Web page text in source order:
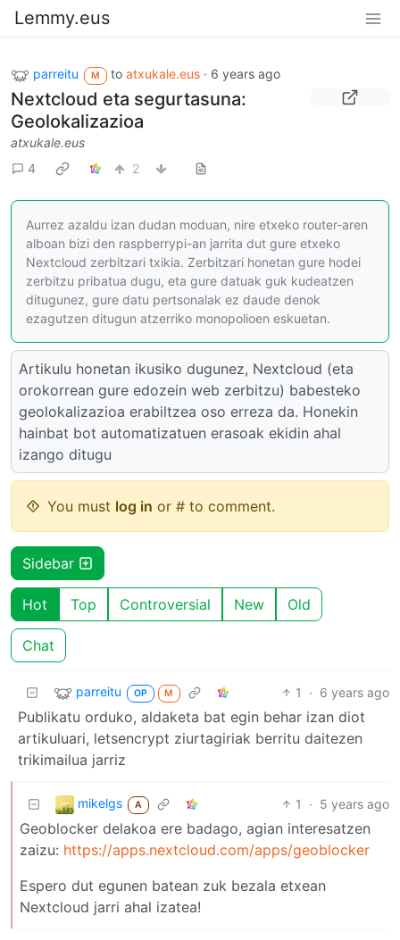
Lemmy.eus
parreitu M to atxukale.eus· 6 years ago
Nextcloud eta segurtasuna:
Geolokalizazioa
atxukale.eus
4
2
Aurrez azaldu izan dudan moduan, nire etxeko router-aren
alboan bizi den raspberrypi-an jarrita dut gure etxeko
Nextcloud zerbitzari txikia. Zerbitzari honetan gure hodei
zerbitzu pribatua dugu, eta gure datuak guk kudeatzen
ditugunez, gure datu pertsonalak ez daude denok
ezagutzen ditugun atzerriko monopolioen eskuetan.
Artikulu honetan ikusiko dugunez, Nextcloud (eta
orokorrean gure edozein web zerbitzu) babesteko
geolokalizazioa erabiltzea oso erreza da. Honekin
hainbat bot automatizatuen erasoak ekidin ahal
izango ditugu
You must log in or # to comment.
Sidebar
Hot Top Controversial New Old
Chat
parreitu OP M 1 · 6 years ago
Publikatu orduko, aldaketa bat egin behar izan diot
artikuluari, letsencrypt ziurtagiriak berritu daitezen
trikimailua jarriz
mikelgs A 1 · 5 years ago
Geoblocker delakoa ere badago, agian interesatzen
zaizu: https://apps.nextcloud.com/apps/geoblocker
Espero dut egunen batean zuk bezala etxean
Nextcloud jarri ahal izatea!